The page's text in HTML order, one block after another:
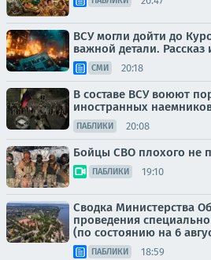
ВСУ могли дойти до
важной детали.
СМИ 20:18
В составе ВСУ воюют
иностранных
ПАБЛИКИ 20:08
Бойцы СВО плохого не
ПАБЛИКИ 19:10
Сводка Министерства
проведения
(по состоянию на 6
ПАБЛИКИ 18:59